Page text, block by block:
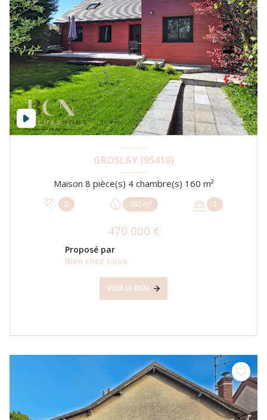
GROSLAY (95410)
Maison 8 pièce(s) 4 chambre(s) 160 m²
2 480 m² 3
470 000 €
Proposé par
Bien chez nous
VOIR LE BIEN